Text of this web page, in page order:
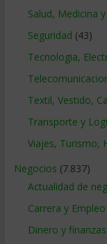
Salud, Medicina
Seguridad (43)
Tecnologia,
Textil, Vestido,
Transporte y
Viajes, Turismo,
Negocios (7.837)
Actualidad de
Carrera y Empleo
Dinero y finanzas